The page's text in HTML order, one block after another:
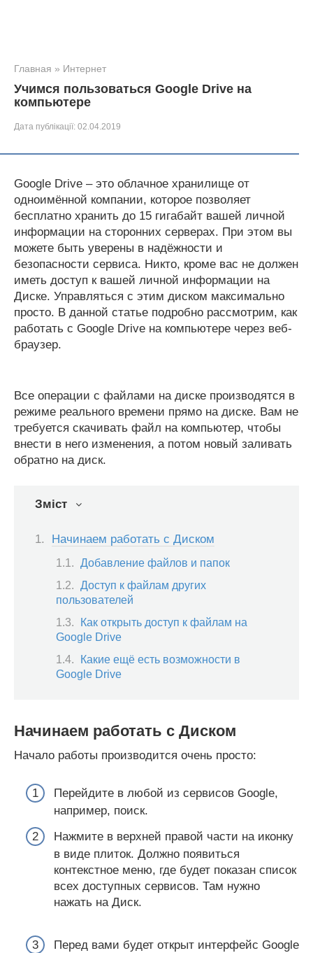
Главная » Интернет
Учимся пользоваться Google Drive на
компьютере
Дата публікації: 02.04.2019
Google Drive – это облачное хранилище от
одноимённой компании, которое позволяет
бесплатно хранить до 15 гигабайт вашей личной
информации на сторонних серверах. При этом вы
можете быть уверены в надёжности и
безопасности сервиса. Никто, кроме вас не должен
иметь доступ к вашей личной информации на
Диске. Управляться с этим диском максимально
просто. В данной статье подробно рассмотрим, как
работать с Google Drive на компьютере через веб-
браузер.
Все операции с файлами на диске производятся в
режиме реального времени прямо на диске. Вам не
требуется скачивать файл на компьютер, чтобы
внести в него изменения, а потом новый заливать
обратно на диск.
Зміст
Начинаем работать с Диском
Добавление файлов и папок
Доступ к файлам других
пользователей
Как открыть доступ к файлам на
Google Drive
Какие ещё есть возможности в
Google Drive
Начинаем работать с Диском
Начало работы производится очень просто:
Перейдите в любой из сервисов Google,
например, поиск.
Нажмите в верхней правой части на иконку
в виде плиток. Должно появиться
контекстное меню, где будет показан список
всех доступных сервисов. Там нужно
нажать на Диск.
Перед вами будет открыт интерфейс Google